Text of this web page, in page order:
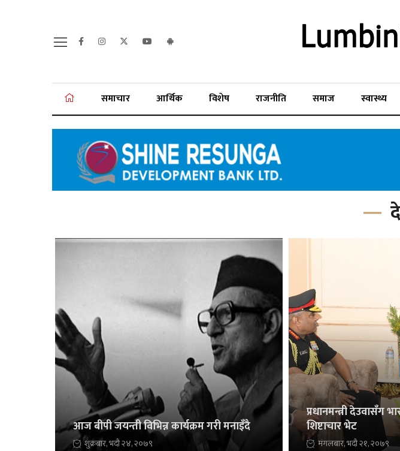
समाचार आर्थिक विशेष राजनीति समाज स्वास्थ्य
आज बीपी जयन्ती विभिन्न कार्यक्रम गरी मनाइँदै
शुक्रबार, भदौ २४, २०७९
प्रधानमन्त्री देउवासँग
शिष्टाचार भेट
मंगलबार, भदौ २१, २०७९